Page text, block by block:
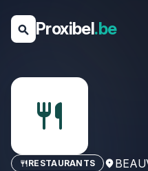
search Proxibel.be
restaurant
restaurantRESTAURANTS location_on